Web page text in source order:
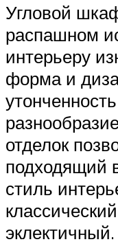
Угловой
распашном
интерьеру
форма и
отделок
подходящий
стиль
эклектичный.